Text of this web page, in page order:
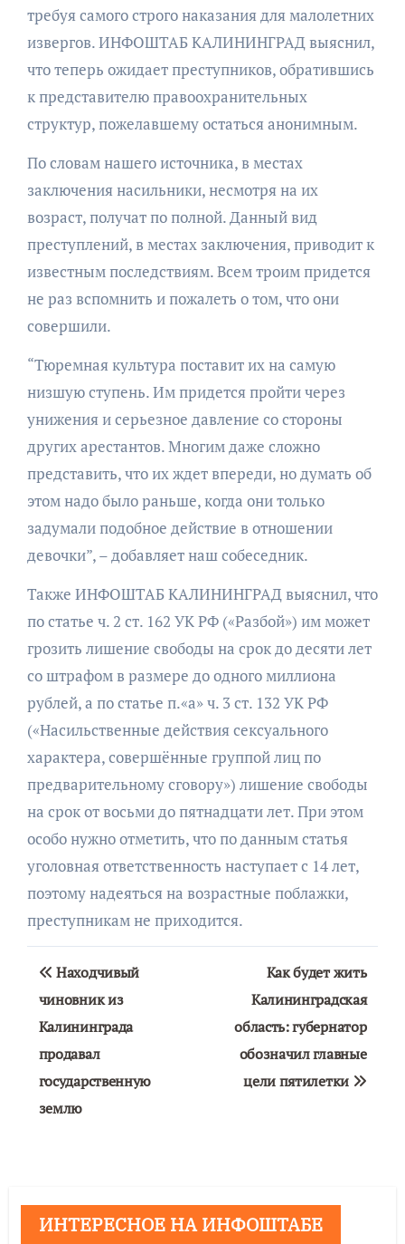
требуя самого строго наказания для малолетних
извергов. ИНФОШТАБ КАЛИНИНГРАД выяснил,
что теперь ожидает преступников, обратившись
к представителю правоохранительных
структур, пожелавшему остаться анонимным.
По словам нашего источника, в местах
заключения насильники, несмотря на их
возраст, получат по полной. Данный вид
преступлений, в местах заключения, приводит к
известным последствиям. Всем троим придется
не раз вспомнить и пожалеть о том, что они
совершили.
“Тюремная культура поставит их на самую
низшую ступень. Им придется пройти через
унижения и серьезное давление со стороны
других арестантов. Многим даже сложно
представить, что их ждет впереди, но думать об
этом надо было раньше, когда они только
задумали подобное действие в отношении
девочки”, – добавляет наш собеседник.
Также ИНФОШТАБ КАЛИНИНГРАД выяснил, что
по статье ч. 2 ст. 162 УК РФ («Разбой») им может
грозить лишение свободы на срок до десяти лет
со штрафом в размере до одного миллиона
рублей, а по статье п.«а» ч. 3 ст. 132 УК РФ
(«Насильственные действия сексуального
характера, совершённые группой лиц по
предварительному сговору») лишение свободы
на срок от восьми до пятнадцати лет. При этом
особо нужно отметить, что по данным статья
уголовная ответственность наступает с 14 лет,
поэтому надеяться на возрастные поблажки,
преступникам не приходится.
Навигация
по
записям
Находчивый
чиновник из
Калининграда
продавал
государственную
землю
Как будет жить
Калининградская
область: губернатор
обозначил главные
цели пятилетки
ИНТЕРЕСНОЕ НА ИНФОШТАБЕ